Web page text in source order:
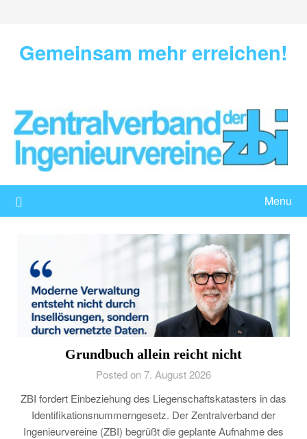
contentGemeinsam mehr erreichen!
Menu
Grundbuch allein reicht nicht
Posted on 7. August 2026
ZBI fordert Einbeziehung des Liegenschaftskatasters in das
Identifikationsnummerngesetz. Der Zentralverband der
Ingenieurvereine (ZBI) begrüßt die geplante Aufnahme des